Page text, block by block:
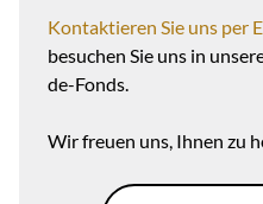
Kontaktieren Sie uns per
besuchen Sie uns in
de-Fonds.
Wir freuen uns, Ihnen zu